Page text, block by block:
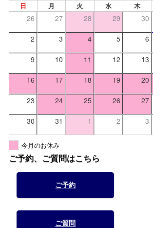
日 月 火 水 木
26 27 28 29 30
2 3 4 5 6
9 10 11 12 13
16 17 18 19 20
23 24 25 26 27
30 31 1 2 3
今月のお休み
ご予約、ご質問はこちら
ご予約
ご質問